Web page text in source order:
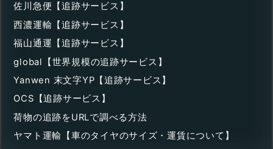
佐川急便【追跡サービス】
西濃運輸【追跡サービス】
福山通運【追跡サービス】
global【世界規模の追跡サービス】
Yanwen 末文字YP【追跡サービス】
OCS【追跡サービス】
荷物の追跡をURLで調べる方法
ヤマト運輸【車のタイヤのサイズ・運賃について】